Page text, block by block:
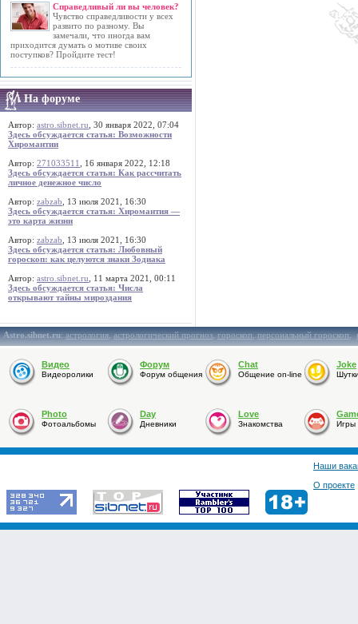
Справедливый ли вы человек?
Чувство справедливости у всех
развито по разному. Вы
замечали, что иногда вам
приходится думать о мотиве своих
поступков? Пройдите тест!
На форуме
Автор: astro.sibnet.ru , 30 января 2022, 07:04
Здесь обсуждается статья: Возможности
Хиромантии
Автор: 271033511
, 16 января 2022, 12:18
Здесь обсуждается статья: Как рассчитать
личное денежное число
Автор: zabzab , 13 июля 2021, 16:30
Здесь обсуждается статья: Хиромантия —
это карта жизни
Автор: zabzab , 13 июля 2021, 16:30
Здесь обсуждается статья: Любовный
гороскоп: как целуются знаки Зодиака
Автор: astro.sibnet.ru , 11 марта 2021, 00:11
Здесь обсуждается статья: Числа
открывают тайны мироздания
Astro.sibnet.ru:астрология,астрологический прогноз,гороскоп,персональный гороскоп,
Видео
Видеоролики
Форум
Форум общения
Chat
Общение on-line
Joke
Photo
Фотоальбомы
Day
Дневники
Love
Знакомства Игры
Наши
О проекте